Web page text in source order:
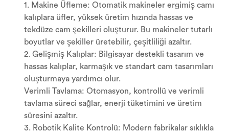
1. Makine Üfleme: Otomatik makineler ergimiş camı
kalıplara üfler, yüksek üretim hızında hassas ve
tekdüze cam şekilleri oluşturur. Bu makineler tutarlı
boyutlar ve şekiller üretebilir, çeşitliliği azaltır.
2. Gelişmiş Kalıplar: Bilgisayar destekli tasarım ve
hassas kalıplar, karmaşık ve standart cam tasarımları
oluşturmaya yardımcı olur.
Verimli Tavlama: Otomasyon, kontrollü ve verimli
tavlama süreci sağlar, enerji tüketimini ve üretim
süresini azaltır.
3. Robotik Kalite Kontrolü: Modern fabrikalar sıklıkla